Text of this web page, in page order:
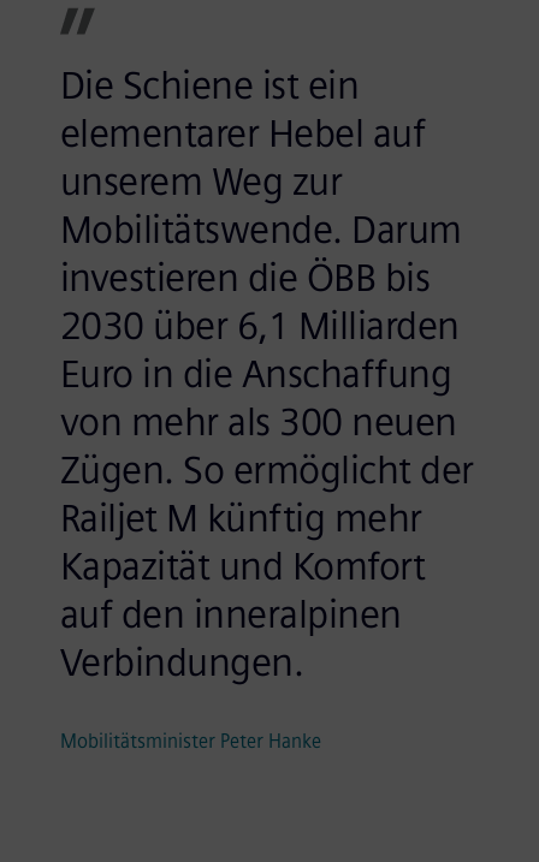
Die Schiene ist ein
elementarer Hebel auf
unserem Weg zur
Mobilitätswende. Darum
investieren die ÖBB bis
2030 über 6,1 Milliarden
Euro in die Anschaffung
von mehr als 300 neuen
Zügen. So ermöglicht der
Railjet M künftig mehr
Kapazität und Komfort
auf den inneralpinen
Verbindungen.
Mobilitätsminister Peter Hanke